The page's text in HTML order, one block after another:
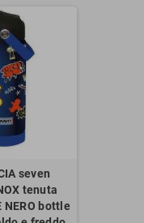
seven
tenuta
NERO bottle